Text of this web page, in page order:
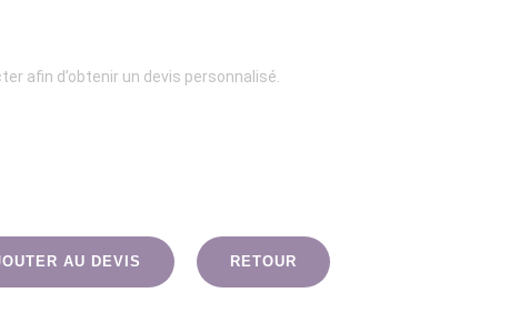
afin d’obtenir un devis personnalisé.
AU DEVIS RETOUR